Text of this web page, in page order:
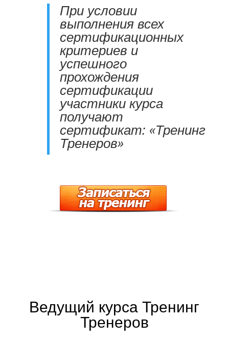
При условии
выполнения всех
сертификационных
критериев и
успешного
прохождения
сертификации
участники курса
получают
сертификат: «Тренинг
Тренеров»
Ведущий курса Тренинг
Тренеров